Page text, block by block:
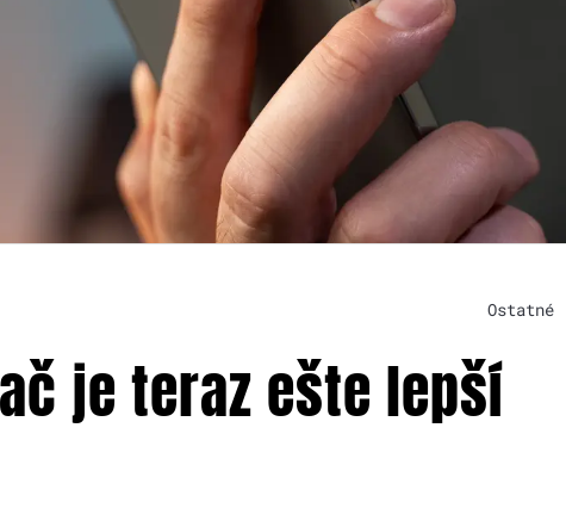
Ostatné
je teraz ešte lepší